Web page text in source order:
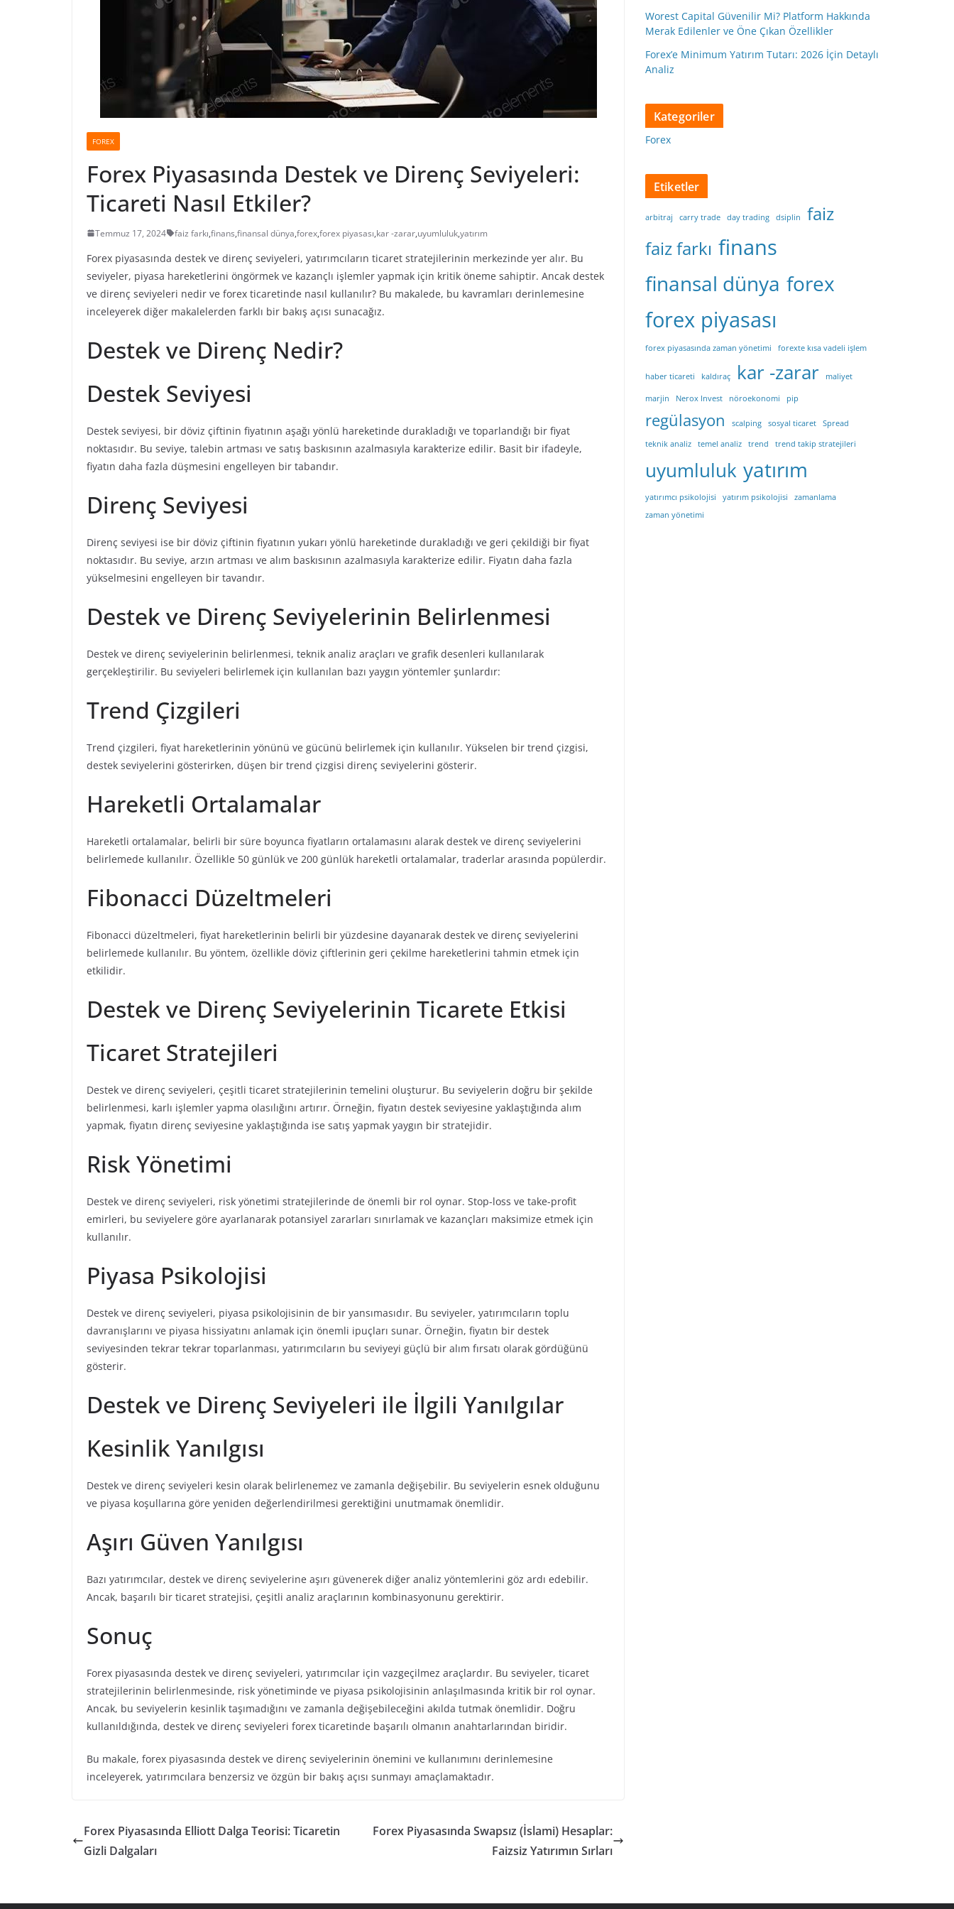
FOREX
Forex Piyasasında Destek ve Direnç Seviyeleri:
Ticareti Nasıl Etkiler?
Temmuz 17, 2024 faiz farkı,finans,finansal dünya,forex,forex piyasası,kar -zarar,uyumluluk,yatırım
Forex piyasasında destek ve direnç seviyeleri, yatırımcıların ticaret stratejilerinin merkezinde yer alır. Bu
seviyeler, piyasa hareketlerini öngörmek ve kazançlı işlemler yapmak için kritik öneme sahiptir. Ancak destek
ve direnç seviyeleri nedir ve forex ticaretinde nasıl kullanılır? Bu makalede, bu kavramları derinlemesine
inceleyerek diğer makalelerden farklı bir bakış açısı sunacağız.
Destek ve Direnç Nedir?
Destek Seviyesi
Destek seviyesi, bir döviz çiftinin fiyatının aşağı yönlü hareketinde durakladığı ve toparlandığı bir fiyat
noktasıdır. Bu seviye, talebin artması ve satış baskısının azalmasıyla karakterize edilir. Basit bir ifadeyle,
fiyatın daha fazla düşmesini engelleyen bir tabandır.
Direnç Seviyesi
Direnç seviyesi ise bir döviz çiftinin fiyatının yukarı yönlü hareketinde durakladığı ve geri çekildiği bir fiyat
noktasıdır. Bu seviye, arzın artması ve alım baskısının azalmasıyla karakterize edilir. Fiyatın daha fazla
yükselmesini engelleyen bir tavandır.
Destek ve Direnç Seviyelerinin Belirlenmesi
Destek ve direnç seviyelerinin belirlenmesi, teknik analiz araçları ve grafik desenleri kullanılarak
gerçekleştirilir. Bu seviyeleri belirlemek için kullanılan bazı yaygın yöntemler şunlardır:
Trend Çizgileri
Trend çizgileri, fiyat hareketlerinin yönünü ve gücünü belirlemek için kullanılır. Yükselen bir trend çizgisi,
destek seviyelerini gösterirken, düşen bir trend çizgisi direnç seviyelerini gösterir.
Hareketli Ortalamalar
Hareketli ortalamalar, belirli bir süre boyunca fiyatların ortalamasını alarak destek ve direnç seviyelerini
belirlemede kullanılır. Özellikle 50 günlük ve 200 günlük hareketli ortalamalar, traderlar arasında popülerdir.
Fibonacci Düzeltmeleri
Fibonacci düzeltmeleri, fiyat hareketlerinin belirli bir yüzdesine dayanarak destek ve direnç seviyelerini
belirlemede kullanılır. Bu yöntem, özellikle döviz çiftlerinin geri çekilme hareketlerini tahmin etmek için
etkilidir.
Destek ve Direnç Seviyelerinin Ticarete Etkisi
Ticaret Stratejileri
Destek ve direnç seviyeleri, çeşitli ticaret stratejilerinin temelini oluşturur. Bu seviyelerin doğru bir şekilde
belirlenmesi, karlı işlemler yapma olasılığını artırır. Örneğin, fiyatın destek seviyesine yaklaştığında alım
yapmak, fiyatın direnç seviyesine yaklaştığında ise satış yapmak yaygın bir stratejidir.
Risk Yönetimi
Destek ve direnç seviyeleri, risk yönetimi stratejilerinde de önemli bir rol oynar. Stop-loss ve take-profit
emirleri, bu seviyelere göre ayarlanarak potansiyel zararları sınırlamak ve kazançları maksimize etmek için
kullanılır.
Piyasa Psikolojisi
Destek ve direnç seviyeleri, piyasa psikolojisinin de bir yansımasıdır. Bu seviyeler, yatırımcıların toplu
davranışlarını ve piyasa hissiyatını anlamak için önemli ipuçları sunar. Örneğin, fiyatın bir destek
seviyesinden tekrar tekrar toparlanması, yatırımcıların bu seviyeyi güçlü bir alım fırsatı olarak gördüğünü
gösterir.
Destek ve Direnç Seviyeleri ile İlgili Yanılgılar
Kesinlik Yanılgısı
Destek ve direnç seviyeleri kesin olarak belirlenemez ve zamanla değişebilir. Bu seviyelerin esnek olduğunu
ve piyasa koşullarına göre yeniden değerlendirilmesi gerektiğini unutmamak önemlidir.
Aşırı Güven Yanılgısı
Bazı yatırımcılar, destek ve direnç seviyelerine aşırı güvenerek diğer analiz yöntemlerini göz ardı edebilir.
Ancak, başarılı bir ticaret stratejisi, çeşitli analiz araçlarının kombinasyonunu gerektirir.
Sonuç
Forex piyasasında destek ve direnç seviyeleri, yatırımcılar için vazgeçilmez araçlardır. Bu seviyeler, ticaret
stratejilerinin belirlenmesinde, risk yönetiminde ve piyasa psikolojisinin anlaşılmasında kritik bir rol oynar.
Ancak, bu seviyelerin kesinlik taşımadığını ve zamanla değişebileceğini akılda tutmak önemlidir. Doğru
kullanıldığında, destek ve direnç seviyeleri forex ticaretinde başarılı olmanın anahtarlarından biridir.
Bu makale, forex piyasasında destek ve direnç seviyelerinin önemini ve kullanımını derinlemesine
inceleyerek, yatırımcılara benzersiz ve özgün bir bakış açısı sunmayı amaçlamaktadır.
Forex Piyasasında Elliott Dalga Teorisi: Ticaretin
Gizli Dalgaları
Forex Piyasasında Swapsız (İslami) Hesaplar:
Faizsiz Yatırımın Sırları
Worest Capital Güvenilir Mi? Platform Hakkında
Merak Edilenler ve Öne Çıkan Özellikler
Forex’e Minimum Yatırım Tutarı: 2026 İçin Detaylı
Analiz
Kategoriler
Forex
Etiketler
arbitraj carry trade day trading dsiplin faiz
faiz farkı finans
finansal dünya forex
forex piyasası
forex piyasasında zaman yönetimi forexte kısa vadeli işlem
haber ticareti kaldıraç kar -zarar maliyet
marjin Nerox Invest nöroekonomi pip
regülasyon scalping sosyal ticaret Spread
teknik analiz temel analiz trend trend takip stratejileri
uyumluluk yatırım
yatırımcı psikolojisi yatırım psikolojisi
zamanlama
zaman yönetimi